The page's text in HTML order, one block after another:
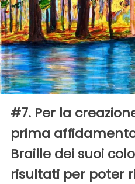
#7. Per la
prima
Braille dei suoi
risultati per poter